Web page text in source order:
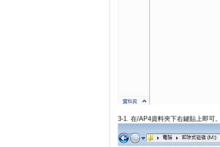
3-1. 在/AP4資料夾下右鍵貼上即可